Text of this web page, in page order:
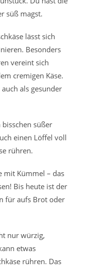
süß magst.
lässt sich
Besonders
vereint sich
cremigen Käse.
als gesunder
bisschen süßer
einen Löffel voll
rühren.
mit Kümmel – das
Bis heute ist der
für aufs Brot oder
nur würzig,
etwas
rühren. Das